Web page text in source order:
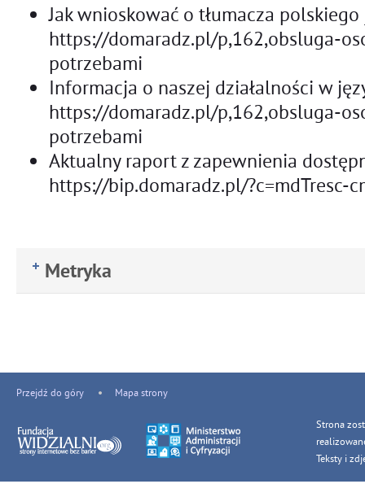
Jak wnioskować o tłumacza
https://domaradz.pl/p,162,obsluga-
potrzebami
Informacja o naszej działalności w
https://domaradz.pl/p,162,obsluga-
potrzebami
Aktualny raport z zapewnienia
https://bip.domaradz.pl/?c=mdTresc-
Metryka
Przejdź do góry Mapa strony
Strona
Teksty i